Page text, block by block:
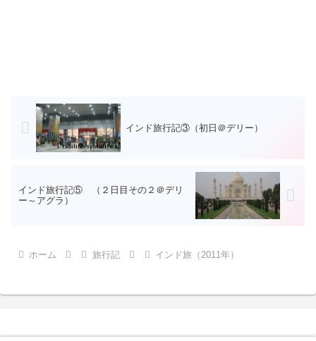
インド旅行記③（初日＠デリー）
インド旅行記⑤ （２日目その２＠デリ
ー～アグラ）
ホーム 旅行記 インド旅（2011年）